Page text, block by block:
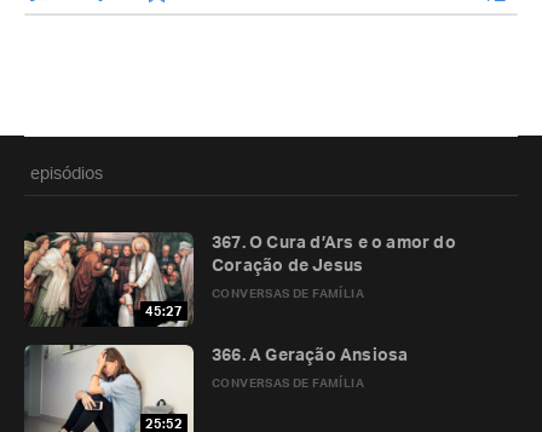
episódios
45:27
CONVERSAS DE FAMÍLIA
367. O Cura d’Ars e o amor do
Coração de Jesus
25:52
CONVERSAS DE FAMÍLIA
366. A Geração Ansiosa